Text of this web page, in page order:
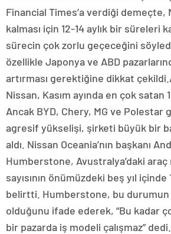
Financial Times’a verdiği demeçte,
kalması için 12-14 aylık bir süreleri
sürecin çok zorlu geçeceğini
özellikle Japonya ve ABD
artırması gerektiğine dikkat
Nissan, Kasım ayında en çok satan
Ancak BYD, Chery, MG ve Polestar
agresif yükselişi, şirketi büyük bir
aldı. Nissan Oceania’nın başkanı
Humberstone, Avustralya’daki araç
sayısının önümüzdeki beş yıl içinde
belirtti. Humberstone, bu
olduğunu ifade ederek, “Bu kadar
bir pazarda iş modeli çalışmaz”